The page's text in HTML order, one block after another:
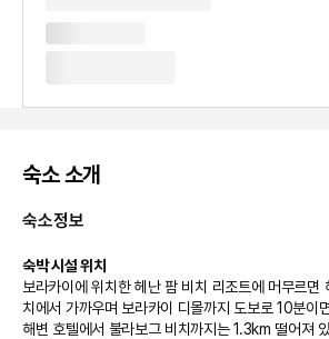
숙소 소개
숙소정보
숙박 시설 위치
보라카이에 위치한 헤난 팜 비치 리조트에 머무르면
치에서 가까우며 보라카이 디몰까지 도보로 10분이
해변 호텔에서 불라보그 비치까지는 1.3km 떨어져